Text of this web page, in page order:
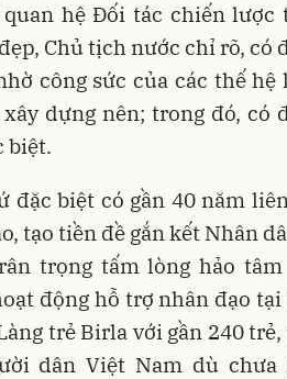
hệ Đối tác chiến lược
Chủ tịch nước chỉ rõ, có
công sức của các thế hệ
dựng nên; trong đó, có
biệt.
đặc biệt có gần 40 năm
tạo tiền đề gắn kết Nhân
trọng tấm lòng hảo tâm
động hỗ trợ nhân đạo
trẻ Birla với gần 240 trẻ,
dân Việt Nam dù chưa